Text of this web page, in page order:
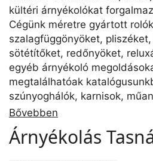
kültéri árnyékolókat
Cégünk méretre gyártott
szalagfüggönyöket,
sötétítőket, redőnyöket,
egyéb árnyékoló
megtalálhatóak
szúnyoghálók, karnisok,
Bővebben
Árnyékolás